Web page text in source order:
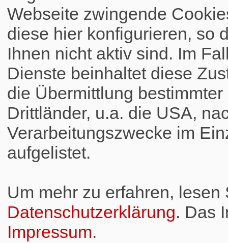
Webseite zwingende
diese hier konfigurieren, so
Ihnen nicht aktiv sind. Im
Dienste beinhaltet diese
die Übermittlung
Drittländer, u.a. die USA,
Verarbeitungszwecke im
aufgelistet.
Um mehr zu erfahren, lesen
Datenschutzerklärung. Das
Impressum.